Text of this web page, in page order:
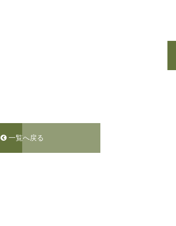
一覧へ戻る